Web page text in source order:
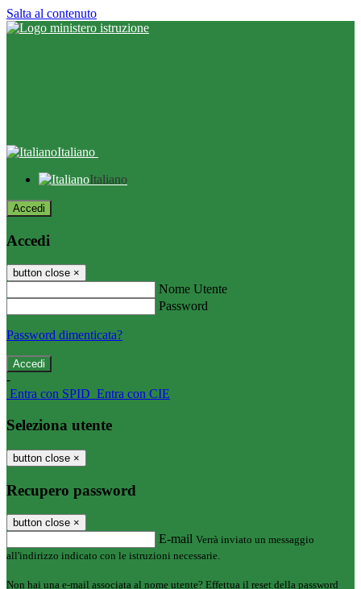
Salta al contenuto
Italiano
Italiano
Accedi
Accedi
button close ×
Nome Utente
Password
Password dimenticata?
-
Entra con SPID Entra con CIE
Seleziona utente
button close ×
Recupero password
button close ×
E-mail Verrà inviato un messaggio
all'indirizzo indicato con le istruzioni necessarie.
Non hai una e-mail associata al nome utente? Effettua il reset della password